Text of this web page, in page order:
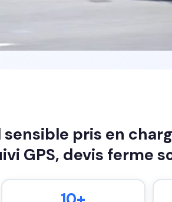
pris en
GPS, devis ferme